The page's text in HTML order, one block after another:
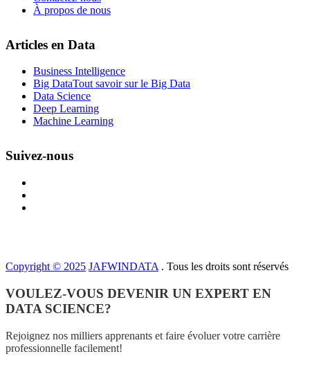
À propos de nous
Articles en Data
Business Intelligence
Big DataTout savoir sur le Big Data
Data Science
Deep Learning
Machine Learning
Suivez-nous
Copyright © 2025 JAFWINDATA . Tous les droits sont réservés
VOULEZ-VOUS DEVENIR UN EXPERT EN
DATA SCIENCE?
Rejoignez nos milliers apprenants et faire évoluer votre carrière
professionnelle facilement!